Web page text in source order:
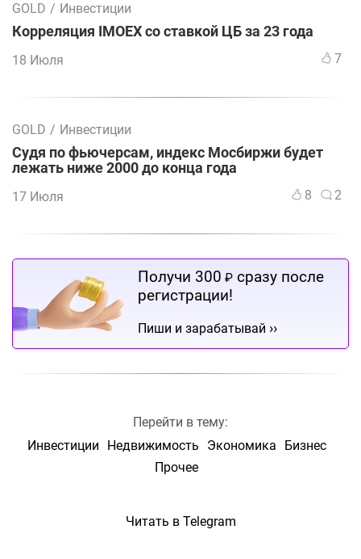
GOLD / Инвестиции
Корреляция IMOEX со ставкой ЦБ за 23 года
18 Июля 7
GOLD / Инвестиции
Судя по фьючерсам, индекс Мосбиржи будет
лежать ниже 2000 до конца года
17 Июля 8 2
Получи 300 ₽ сразу после
регистрации!
Пиши и зарабатывай ››
Перейти в тему:
Инвестиции
Недвижимость Экономика
Бизнес
Прочее
Читать в Telegram